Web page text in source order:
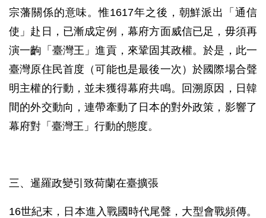
宗藩關係的意味。惟1617年之後，朝鮮派出「通信
使」赴日，已漸成定例，幕府方面威信已足，毋須再
演一齣「臺灣王」進貢，來鞏固其政權。於是，此一
臺灣原住民首度（可能也是最後一次）於國際場合聲
明主權的行動，並未獲得幕府共鳴。回溯原因，日韓
間的外交動向，連帶牽動了日本的對外政策，影響了
幕府對「臺灣王」行動的態度。
三、暹羅政變引致荷蘭在臺擴張
16世紀末，日本進入戰國時代尾聲，大型會戰頻傳。